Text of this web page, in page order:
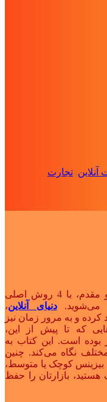
آنلاین, تجارت
در کتاب درآمدزایی آنلاین نوشته‌ی استیو مقدم، با 4 روش اصلی
می‌شوید.دنیای آنلاین،
و به مرور زمان نیز
که تا پیش از این،
بوده است. این کتاب به
نگاه می‌کند. چنین
کوچک یا متوسط،
بازارتان را حفظ